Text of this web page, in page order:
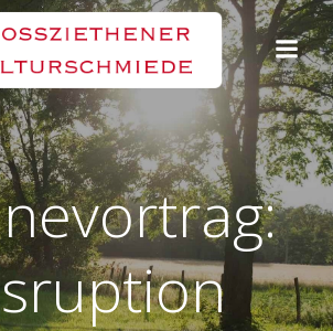
Zum
Inhalt
springen